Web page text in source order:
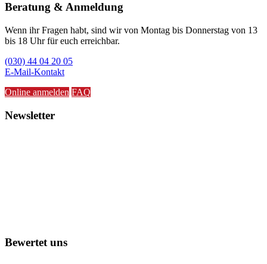
Beratung & Anmeldung
Wenn ihr Fragen habt, sind wir von Montag bis Donnerstag von 13
bis 18 Uhr für euch erreichbar.
(030) 44 04 20 05
E-Mail-Kontakt
Online anmelden FAQ
Newsletter
Bewertet uns